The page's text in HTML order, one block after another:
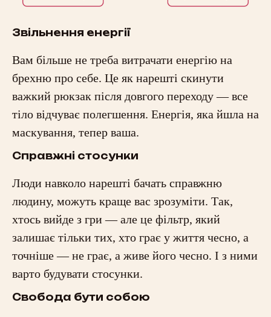
Звільнення енергії
Вам більше не треба витрачати енергію на
брехню про себе. Це як нарешті скинути
важкий рюкзак після довгого переходу — все
тіло відчуває полегшення. Енергія, яка йшла на
маскування, тепер ваша.
Справжні стосунки
Люди навколо нарешті бачать справжню
людину, можуть краще вас зрозуміти. Так,
хтось вийде з гри — але це фільтр, який
залишає тільки тих, хто грає у життя чесно, а
точніше — не грає, а живе його чесно. І з ними
варто будувати стосунки.
Свобода бути собою